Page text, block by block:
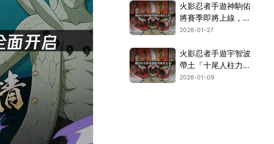
火影忍者手遊神駒佑
將賽季即將上線，玩
家網絡優化指南！
2026-01-27
火影忍者手遊宇智波
帶土「十尾人柱力」
登場情報與連線優化
2026-01-09